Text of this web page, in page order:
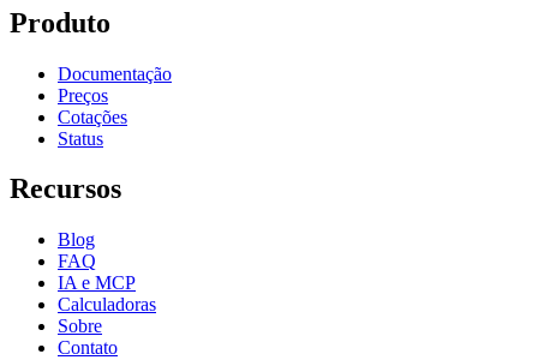
Produto
Documentação
Preços
Cotações
Status
Recursos
Blog
FAQ
IA e MCP
Calculadoras
Sobre
Contato